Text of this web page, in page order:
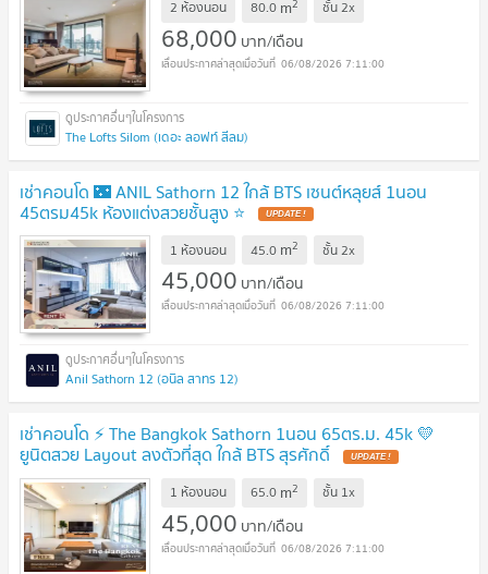
2 ห้องนอน 80.0 m ชั้น2x
68,000 บาท/เดือน
06/08/2026 7:11:00
The Lofts Silom (เดอะ ลอฟท์ สีลม)
เช่าคอนโด 🌃 ANIL Sathorn 12 ใกล้ BTS เซนต์หลุยส์ 1นอน
45ตรม45k ห้องแต่งสวยชั้นสูง ⭐
1 ห้องนอน 45.0 m2 ชั้น2x
45,000 บาท/เดือน
06/08/2026 7:11:00
Anil Sathorn 12 (อนิล สาทร 12)
เช่าคอนโด ⚡️ The Bangkok Sathorn 1นอน 65ตร.ม. 45k 💛
ยูนิตสวย Layout ลงตัวที่สุด ใกล้ BTS สุรศักดิ์
1 ห้องนอน 65.0 m2 ชั้น 1x
45,000 บาท/เดือน
06/08/2026 7:11:00